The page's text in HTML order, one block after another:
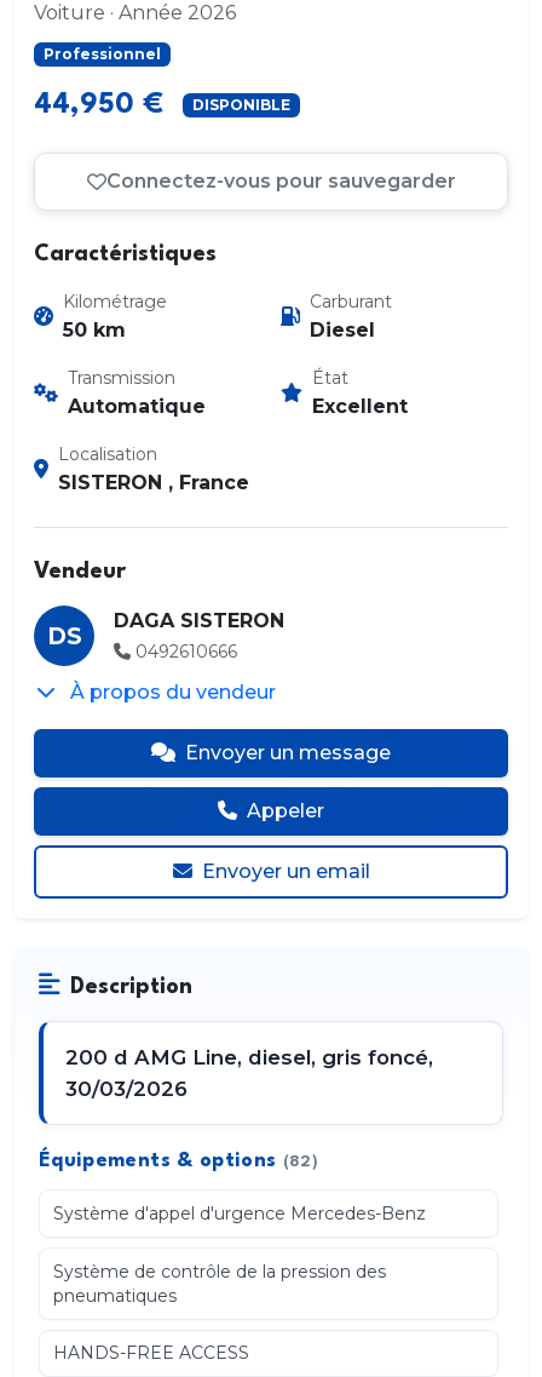
Voiture · Année 2026
Professionnel
44,950 € DISPONIBLE
Connectez-vous pour sauvegarder
Caractéristiques
Kilométrage
50 km
Carburant
Diesel
Transmission
Automatique
État
Excellent
Localisation
SISTERON , France
Vendeur
DS
DAGA SISTERON
0492610666
À propos du vendeur
Envoyer un message
Appeler
Envoyer un email
Description
200 d AMG Line, diesel, gris foncé,
30/03/2026
Équipements & options (82)
Système d'appel d'urgence Mercedes-Benz
Système de contrôle de la pression des
pneumatiques
HANDS-FREE ACCESS